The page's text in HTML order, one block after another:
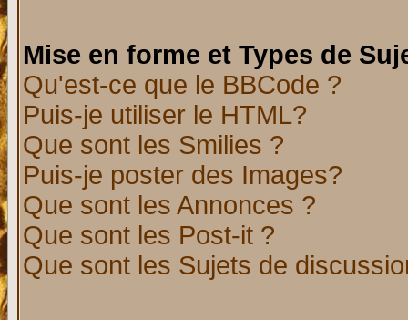
Mise en forme et Types de
Qu'est-ce que le BBCode ?
Puis-je utiliser le HTML?
Que sont les Smilies ?
Puis-je poster des Images?
Que sont les Annonces ?
Que sont les Post-it ?
Que sont les Sujets de